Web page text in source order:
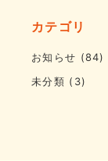
カテゴリ
お知らせ (84)
未分類 (3)